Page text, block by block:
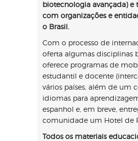
biotecnologia avançada) e
com organizações e
o Brasil.
Com o processo de
oferta algumas disciplinas
oferece programas de
estudantil e docente
vários países, além de um
idiomas para
espanhol e, em breve,
comunidade um Hotel de
Todos os materiais